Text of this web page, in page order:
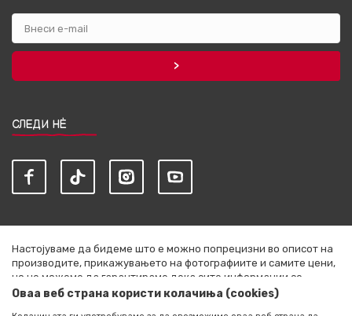
СЛЕДИ НЀ
Настојуваме да бидеме што е можно попрецизни во описот на
производите, прикажувањето на фотографиите и самите цени,
но не можеме да гарантираме дека сите информации се
комплетни и без грешки. Сите артикли прикажани на сајтот се
Оваа веб страна користи колачиња (cookies)